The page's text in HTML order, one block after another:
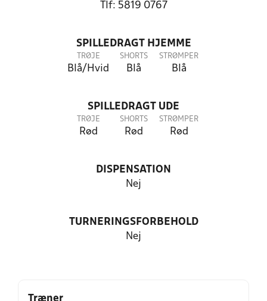
Tlf: 5819 0767
SPILLEDRAGT HJEMME
TRØJE
Blå/Hvid
SHORTS
Blå
STRØMPER
Blå
SPILLEDRAGT UDE
TRØJE
Rød
SHORTS
Rød
STRØMPER
Rød
DISPENSATION
Nej
TURNERINGSFORBEHOLD
Nej
Træner